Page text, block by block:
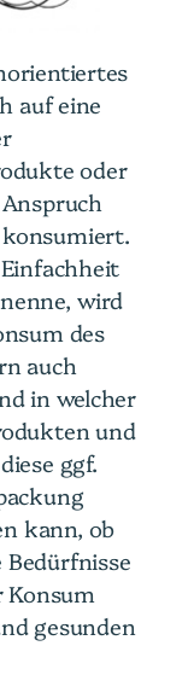
auf eine
oder
wird
des
auch
in welcher
und
ggf.
kann, ob
gesunden